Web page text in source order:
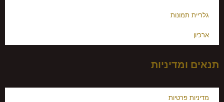
גלריית תמונות
ארכיון
תנאים ומדיניות
מדיניות פרטיות